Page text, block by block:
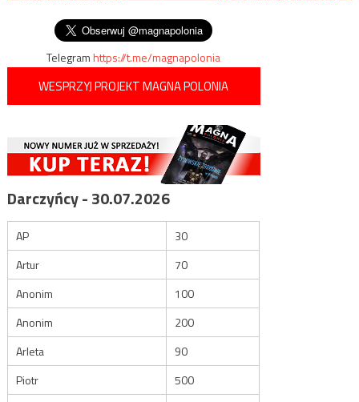
wpisu
Telegramhttps://t.me/magnapolonia
WESPRZYJ PROJEKT MAGNA POLONIA
Darczyńcy - 30.07.2026
AP
30
Artur
70
Anonim
100
Anonim
200
Arleta
90
Piotr
500